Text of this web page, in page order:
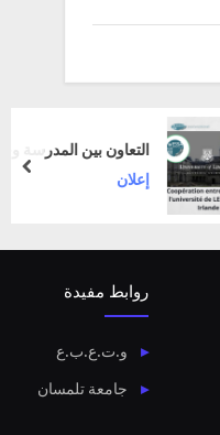
المدرسة وجامعة ليمريك في
روابط مفيدة
و.ت.ع.ب.ع
جامعة تلمسان